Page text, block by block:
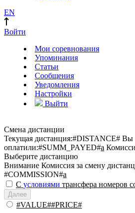
EN
Войти
Мои соревнования
Упоминания
Статьи
Сообщения
Уведомления
Настройки
Выйти
Смена дистанции
Текущая дистанция:#DISTANCE# Вы
оплатили:#SUMM_PAYED#a
Выберите дистанцию
Внимание Комиссия за смену
#COMMISSION#a
С условиями трансфера номеров
Далее
#VALUE##PRICE#